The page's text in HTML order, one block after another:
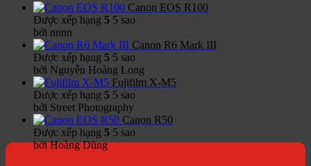
Canon EOS R100
Được xếp hạng 5 5 sao
bởi nnnn
Canon R6 Mark III
Được xếp hạng 5 5 sao
bởi Nguyễn Hoàng Long
Fujifilm X-M5
Được xếp hạng 5 5 sao
bởi Street Photography
Canon R50
Được xếp hạng 5 5 sao
bởi Hoàng Dũng